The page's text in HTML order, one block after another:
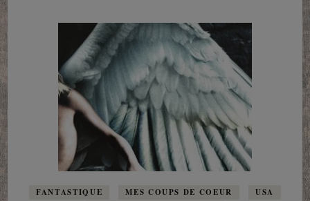
FANTASTIQUE MES COUPS DE COEUR
USA